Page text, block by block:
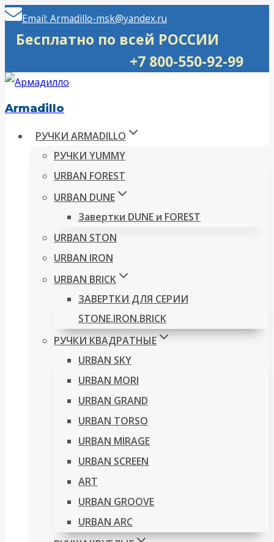
Перейти
Email: Armadillo-msk@yandex.ru
Бесплатно по всей РОССИИ
+7 800-550-92-99
Armadillo
РУЧКИ ARMADILLO
РУЧКИ YUMMY
URBAN FOREST
URBAN DUNE
Завертки DUNE и FOREST
URBAN STON
URBAN IRON
URBAN BRICK
ЗАВЕРТКИ ДЛЯ СЕРИИ
STONE.IRON.BRICK
РУЧКИ КВАДРАТНЫЕ
URBAN SKY
URBAN MORI
URBAN GRAND
URBAN TORSO
URBAN MIRAGE
URBAN SCREEN
ART
URBAN GROOVE
URBAN ARC